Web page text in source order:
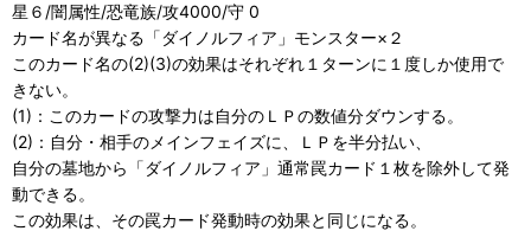
星６/闇属性/恐竜族/攻4000/守 0
カード名が異なる「ダイノルフィア」モンスター×２
このカード名の(2)(3)の効果はそれぞれ１ターンに１度しか使用で
きない。
(1)：このカードの攻撃力は自分のＬＰの数値分ダウンする。
(2)：自分・相手のメインフェイズに、ＬＰを半分払い、
自分の墓地から「ダイノルフィア」通常罠カード１枚を除外して発
動できる。
この効果は、その罠カード発動時の効果と同じになる。